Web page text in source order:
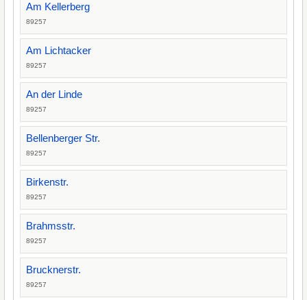
Am Kellerberg
89257
Am Lichtacker
89257
An der Linde
89257
Bellenberger Str.
89257
Birkenstr.
89257
Brahmsstr.
89257
Brucknerstr.
89257